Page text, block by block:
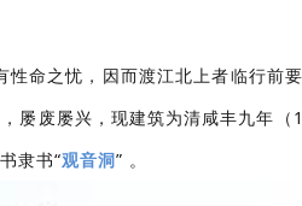
命之忧，因而渡江北上者临行前
屡废屡兴，现建筑为清咸丰九年
隶书“观音洞” 。